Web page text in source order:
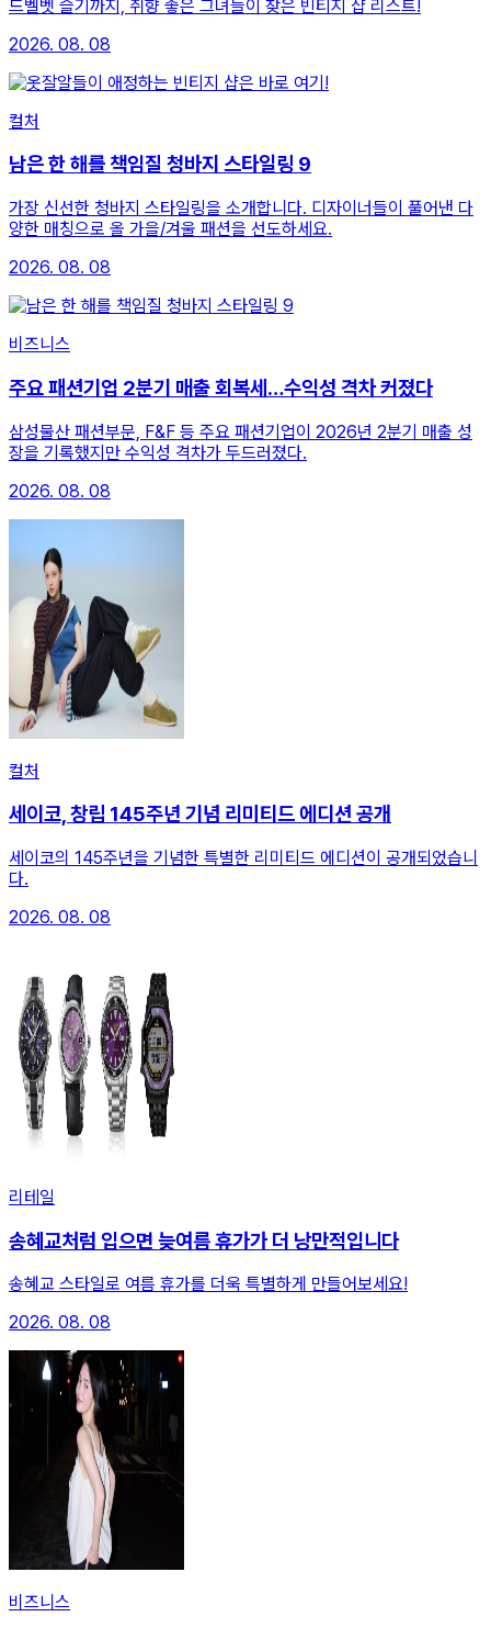
드벨벳 슬기까지, 취향 좋은 그녀들이 찾은 빈티지 샵 리스트!
2026. 08. 08
컬처
남은 한 해를 책임질 청바지 스타일링 9
가장 신선한 청바지 스타일링을 소개합니다. 디자이너들이 풀어낸 다
양한 매칭으로 올 가을/겨울 패션을 선도하세요.
2026. 08. 08
비즈니스
주요 패션기업 2분기 매출 회복세…수익성 격차 커졌다
삼성물산 패션부문, F&F 등 주요 패션기업이 2026년 2분기 매출 성
장을 기록했지만 수익성 격차가 두드러졌다.
2026. 08. 08
컬처
세이코, 창립 145주년 기념 리미티드 에디션 공개
세이코의 145주년을 기념한 특별한 리미티드 에디션이 공개되었습니
다.
2026. 08. 08
리테일
송혜교처럼 입으면 늦여름 휴가가 더 낭만적입니다
송혜교 스타일로 여름 휴가를 더욱 특별하게 만들어보세요!
2026. 08. 08
비즈니스